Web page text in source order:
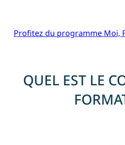
Profitez du programme Moi,
QUEL EST LE